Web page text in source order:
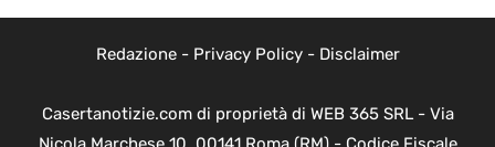
Redazione- Privacy Policy- Disclaimer
Casertanotizie.com di proprietà di WEB 365 SRL - Via